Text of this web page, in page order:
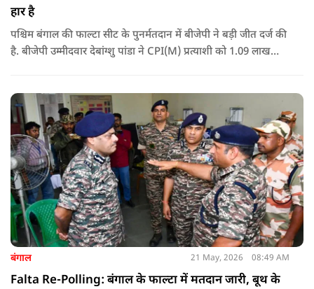
हार है
पश्चिम बंगाल की फाल्टा सीट के पुनर्मतदान में बीजेपी ने बड़ी जीत दर्ज की
है. बीजेपी उम्मीदवार देबांग्शु पांडा ने CPI(M) प्रत्याशी को 1.09 लाख
बंगाल 21 May, 2026 08:49 AM
Falta Re-Polling: बंगाल के फाल्टा में मतदान जारी, बूथ के